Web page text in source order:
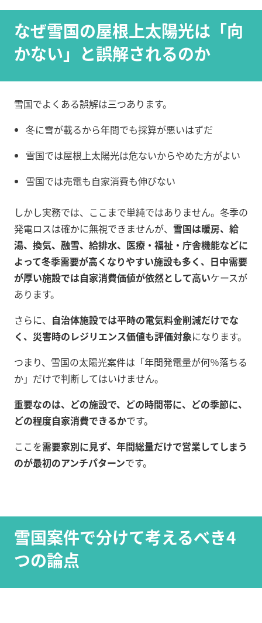
なぜ雪国の屋根上太陽光は「向
かない」と誤解されるのか
雪国でよくある誤解は三つあります。
冬に雪が載るから年間でも採算が悪いはずだ
雪国では屋根上太陽光は危ないからやめた方がよい
雪国では売電も自家消費も伸びない
しかし実務では、ここまで単純ではありません。冬季の
発電ロスは確かに無視できませんが、 雪国は暖房、給
湯、換気、融雪、給排水、医療・福祉・庁舎機能などに
よって冬季需要が高くなりやすい施設も多く、日中需要
が厚い施設では自家消費価値が依然として高いケースが
あります。
さらに、 自治体施設では平時の電気料金削減だけでな
く、災害時のレジリエンス価値も評価対象になります。
つまり、雪国の太陽光案件は「年間発電量が何％落ちる
か」だけで判断してはいけません。
重要なのは、どの施設で、どの時間帯に、どの季節に、
どの程度自家消費できるかです。
ここを需要家別に見ず、年間総量だけで営業してしまう
のが最初のアンチパターンです。
雪国案件で分けて考えるべき4
つの論点